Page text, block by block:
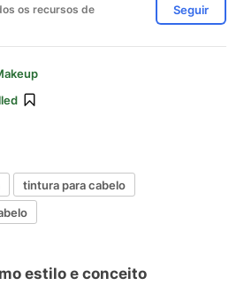
os recursos de
Seguir
tintura para cabelo
estilo e conceito